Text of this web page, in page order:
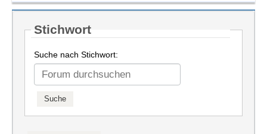
Stichwort
Suche nach Stichwort: